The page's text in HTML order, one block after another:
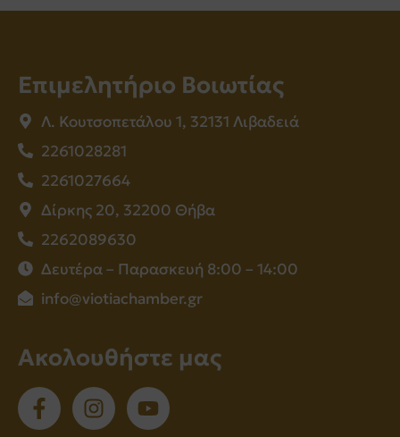
Επιμελητήριο Βοιωτίας
Λ. Κουτσοπετάλου 1, 32131 Λιβαδειά
2261028281
2261027664
Δίρκης 20, 32200 Θήβα
2262089630
Δευτέρα – Παρασκευή 8:00 – 14:00
info@viotiachamber.gr
Ακολουθήστε μας